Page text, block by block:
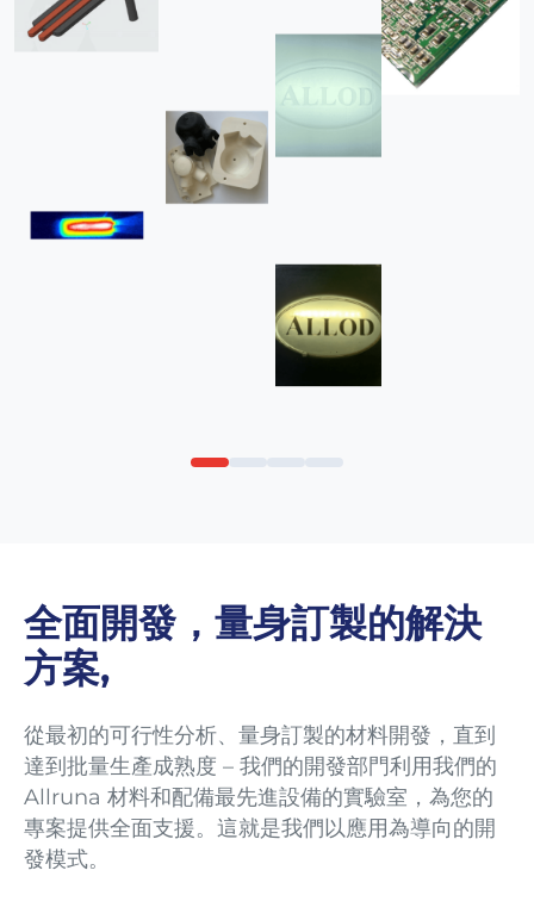
全面開發，量身訂製的解決
方案,
從最初的可行性分析、量身訂製的材料開發，直到
達到批量生產成熟度 – 我們的開發部門利用我們的
Allruna 材料和配備最先進設備的實驗室，為您的
專案提供全面支援。這就是我們以應用為導向的開
發模式。